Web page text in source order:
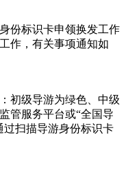
份标识卡申领换发工作
作，有关事项通知如
初级导游为绿色、中级
管服务平台或“全国导
扫描导游身份标识卡